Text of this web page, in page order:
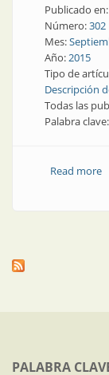
Publicado en:
Número:302
Mes:
Año:2015
Tipo de
Descripción
Todas las
Palabra clave:
Read more
PALABRA